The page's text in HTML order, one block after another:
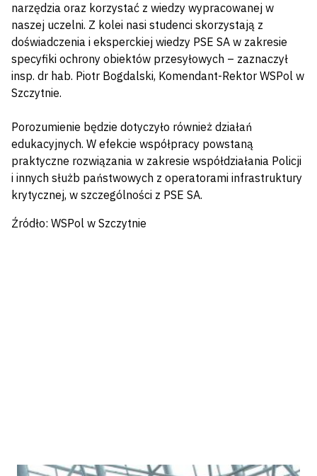
narzędzia oraz korzystać z wiedzy wypracowanej w
naszej uczelni. Z kolei nasi studenci skorzystają z
doświadczenia i eksperckiej wiedzy PSE SA w zakresie
specyfiki ochrony obiektów przesyłowych – zaznaczył
insp. dr hab. Piotr Bogdalski, Komendant-Rektor WSPol w
Szczytnie.
Porozumienie będzie dotyczyło również działań
edukacyjnych. W efekcie współpracy powstaną
praktyczne rozwiązania w zakresie współdziałania Policji
i innych służb państwowych z operatorami infrastruktury
krytycznej, w szczególności z PSE SA.
Źródło: WSPol w Szczytnie